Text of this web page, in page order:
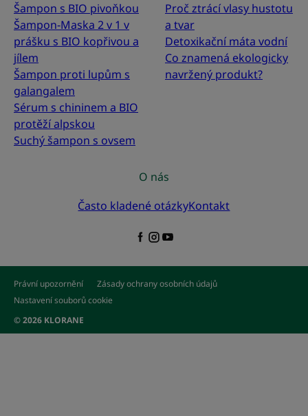
Šampon s BIO pivoňkou
Šampon-Maska 2 v 1 v
prášku s BIO kopřivou a
jílem
Šampon proti lupům s
galangalem
Sérum s chininem a BIO
protěží alpskou
Suchý šampon s ovsem
Proč ztrácí vlasy hustotu
a tvar
Detoxikační máta vodní
Co znamená ekologicky
navržený produkt?
O nás
Často kladené otázkyKontakt
Právní upozornění
Zásady ochrany osobních údajů
Nastavení souborů cookie
© 2026 KLORANE